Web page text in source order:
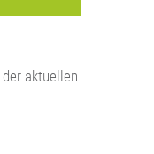
aktuellen